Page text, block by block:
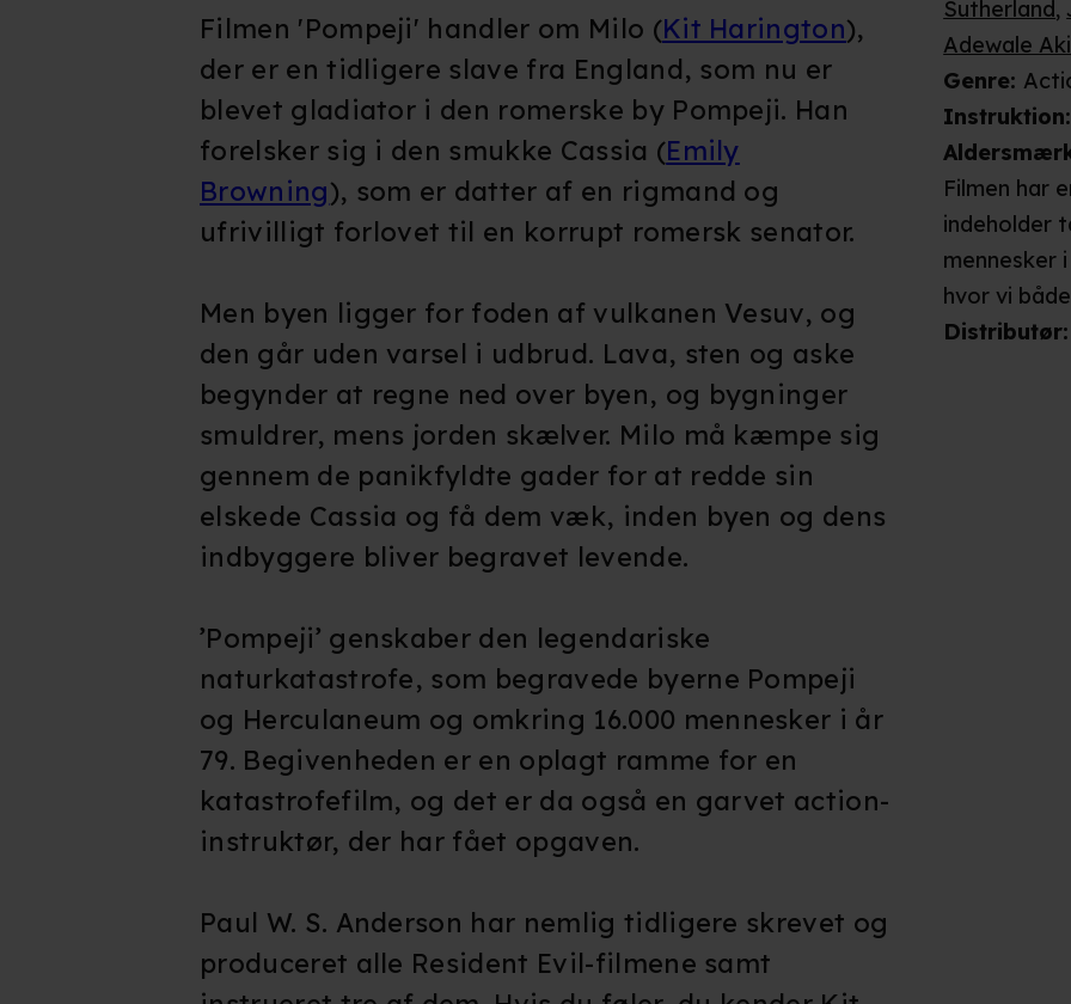
Sutherland,
Adewale
Genre:
Instruktion
Filmen har
indeholder
mennesker
hvor vi
deres ofre.
Distributør:
Filmen 'Pompeji' handler om Milo (Kit Harington),
der er en tidligere slave fra England, som nu er
blevet gladiator i den romerske by Pompeji. Han
forelsker sig i den smukke Cassia (Emily
Browning), som er datter af en rigmand og
ufrivilligt forlovet til en korrupt romersk senator.
Men byen ligger for foden af vulkanen Vesuv, og
den går uden varsel i udbrud. Lava, sten og aske
begynder at regne ned over byen, og bygninger
smuldrer, mens jorden skælver. Milo må kæmpe sig
gennem de panikfyldte gader for at redde sin
elskede Cassia og få dem væk, inden byen og dens
indbyggere bliver begravet levende.
’Pompeji’ genskaber den legendariske
naturkatastrofe, som begravede byerne Pompeji
og Herculaneum og omkring 16.000 mennesker i år
79. Begivenheden er en oplagt ramme for en
katastrofefilm, og det er da også en garvet action-
instruktør, der har fået opgaven.
Paul W. S. Anderson har nemlig tidligere skrevet og
produceret alle Resident Evil-filmene samt